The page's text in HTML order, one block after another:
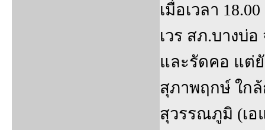
เมื่อเวลา
เวร สภ.บางบ่
และรัดคอ แต่
สุภาพฤกษ์ ใก
สุวรรณภูมิ (เอ